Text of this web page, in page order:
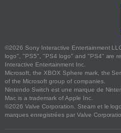
©2026 Sony Interactive Entertainment
logo", "PS5", "PS4 logo" and "PS4" are
Interactive Entertainment Inc.
Microsoft, the XBOX Sphere mark, the
of the Microsoft group of companies.
Nintendo Switch est une marque de
Mac is a trademark of Apple Inc.
©2026 Valve Corporation. Steam et le
marques enregistrées par Valve